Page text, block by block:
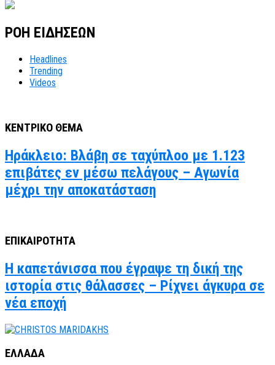
ΡΟΗ ΕΙΔΗΣΕΩΝ
Headlines
Trending
Videos
ΚΕΝΤΡΙΚΟ ΘΕΜΑ
Ηράκλειο: Βλάβη σε ταχύπλοο με 1.123
επιβάτες εν μέσω πελάγους – Αγωνία
μέχρι την αποκατάσταση
ΕΠΙΚΑΙΡΟΤΗΤΑ
Η καπετάνισσα που έγραψε τη δική της
ιστορία στις θάλασσες – Ρίχνει άγκυρα σε
νέα εποχή
ΕΛΛΑΔΑ